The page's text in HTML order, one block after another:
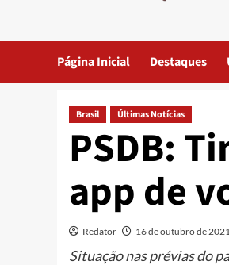
Página Inicial Destaques
Brasil Últimas Notícias
PSDB:
app de
Redator 16 de outubro de 2021
Situação nas prévias do